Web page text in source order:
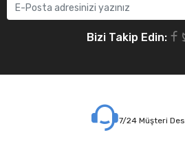
Bizi Takip Edin:
7/24 Müşteri